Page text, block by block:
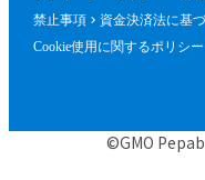
禁止事項
資金決済法に基
Cookie使用に関するポリシー
©GMO